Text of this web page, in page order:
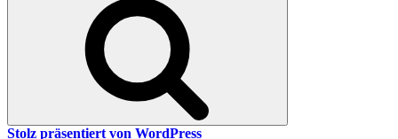
Stolz präsentiert von WordPress